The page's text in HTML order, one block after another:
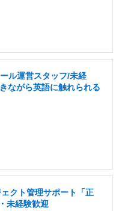
ル運営スタッフ/未経
ながら英語に触れられる
クト管理サポート「正
未経験歓迎